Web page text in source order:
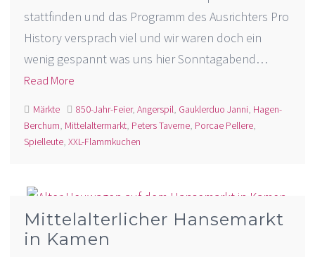
stattfinden und das Programm des Ausrichters Pro
History versprach viel und wir waren doch ein
wenig gespannt was uns hier Sonntagabend…
Read More
Märkte 850-Jahr-Feier,Angerspil, Gauklerduo Janni, Hagen-
Berchum, Mittelaltermarkt, Peters Taverne, Porcae Pellere,
Spielleute,XXL-Flammkuchen
Mittelalterlicher Hansemarkt
in Kamen